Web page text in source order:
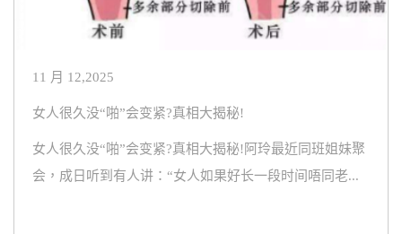
11 月 12,2025
女人很久没“啪”会变紧?真相大揭秘!
女人很久没“啪”会变紧?真相大揭秘!阿玲最近同班姐妹聚
会，成日听到有人讲：“女人如果好长一段时间唔同老...